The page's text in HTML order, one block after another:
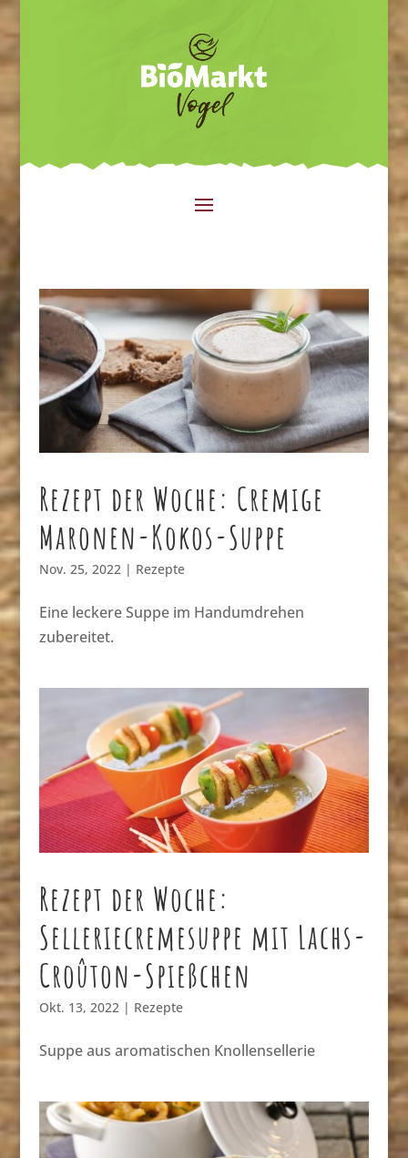
Rezept der Woche: Cremige
Maronen-Kokos-Suppe
Nov. 25, 2022| Rezepte
Eine leckere Suppe im Handumdrehen
zubereitet.
Rezept der Woche:
Selleriecremesuppe mit Lachs-
Croûton-Spießchen
Okt. 13, 2022| Rezepte
Suppe aus aromatischen Knollensellerie